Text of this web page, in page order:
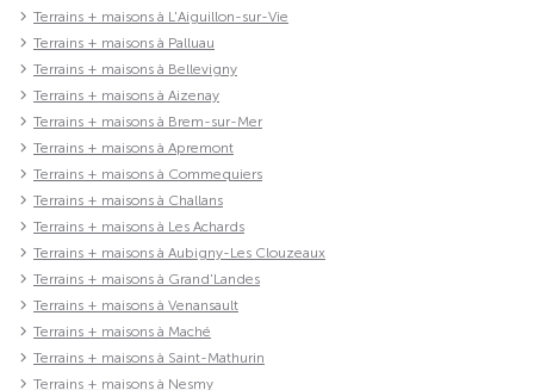
Terrains + maisons à L'Aiguillon-sur-Vie
Terrains + maisons à Palluau
Terrains + maisons à Bellevigny
Terrains + maisons à Aizenay
Terrains + maisons à Brem-sur-Mer
Terrains + maisons à Apremont
Terrains + maisons à Commequiers
Terrains + maisons à Challans
Terrains + maisons à Les Achards
Terrains + maisons à Aubigny-Les Clouzeaux
Terrains + maisons à Grand'Landes
Terrains + maisons à Venansault
Terrains + maisons à Maché
Terrains + maisons à Saint-Mathurin
Terrains + maisons à Nesmy